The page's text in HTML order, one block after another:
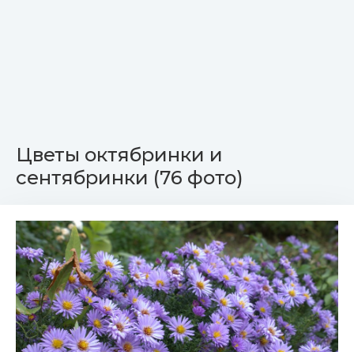
Цветы октябринки и
сентябринки (76 фото)